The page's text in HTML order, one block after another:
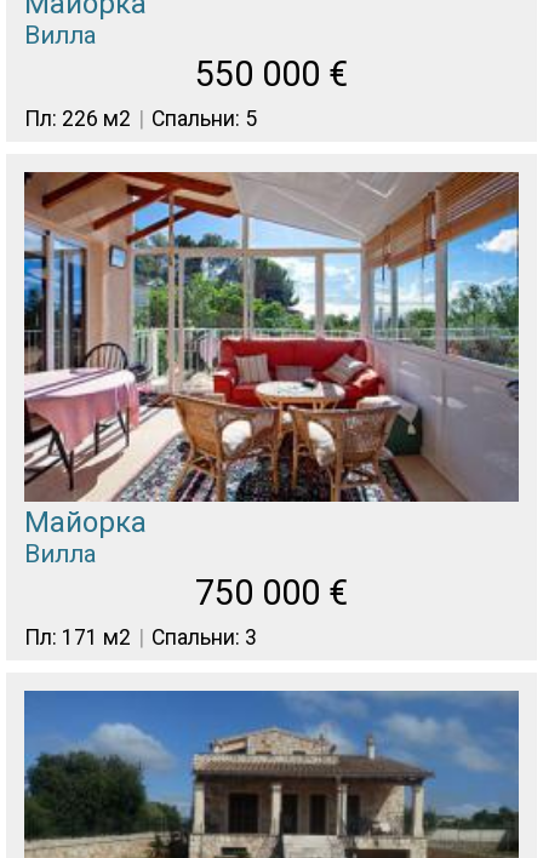
Вилла
550 000 €
Пл: 226 м2 Спальни: 5
Майорка
Вилла
750 000 €
Пл: 171 м2 Спальни: 3